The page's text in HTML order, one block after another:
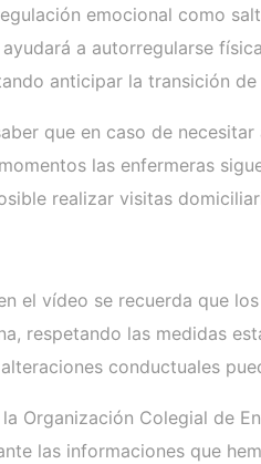
emocional como
a autorregularse
anticipar la transición
que en caso de
las enfermeras
realizar visitas
el vídeo se recuerda que
respetando las medidas
conductuales
Organización Colegial de
las informaciones que